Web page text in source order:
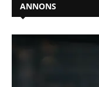
ANNONS